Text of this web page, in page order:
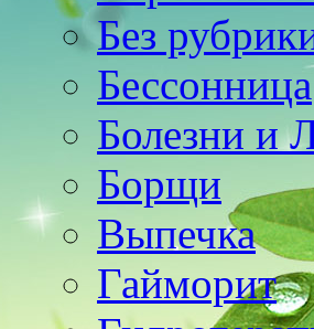
Без
Бессонница
Болезни и
Борщи
Выпечка
Гайморит